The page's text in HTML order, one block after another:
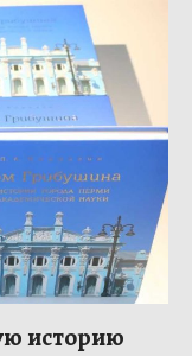
историю